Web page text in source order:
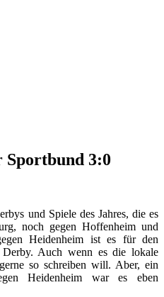
Sportbund 3:0
und Spiele des Jahres, die es
noch gegen Hoffenheim und
Heidenheim ist es für den
Derby. Auch wenn es die lokale
so schreiben will. Aber, ein
Heidenheim war es eben